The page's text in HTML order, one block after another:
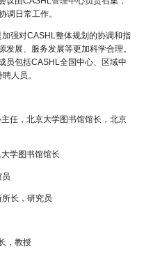
调日常工作。
强对CASHL整体规划的协调和指
展、服务发展等更加科学合理。
员包括CASHL全国中心、区域中
人员。
任，北京大学图书馆馆长，北京
学图书馆馆长
员
长，研究员
，教授